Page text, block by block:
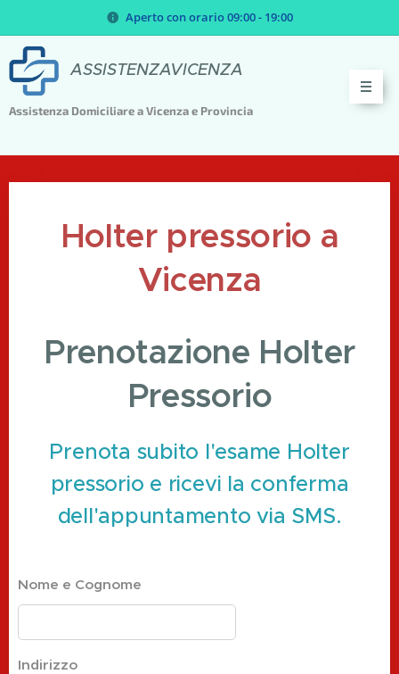
Aperto con orario 09:00 - 19:00
ASSISTENZAVICENZA
Assistenza Domiciliare a Vicenza e Provincia
Holter pressorio a
Vicenza
Prenotazione Holter
Pressorio
Prenota subito l'esame Holter
pressorio e ricevi la conferma
dell'appuntamento via SMS.
Nome e Cognome
Indirizzo